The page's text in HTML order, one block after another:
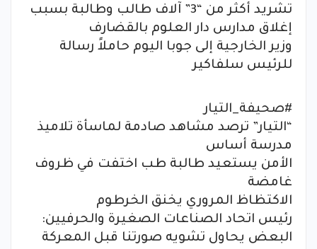
تشريد أكثر من “3” آلاف طالب وطالبة بسبب
إغلاق مدارس دار العلوم بالقضارف
وزير الخارجية إلى جوبا اليوم حاملاً رسالة
للرئيس سلفاكير
#صحيفة_التيار
“التيار” ترصد مشاهد صادمة لماسأة تلاميذ
مدرسة أساس
الأمن يستعيد طالبة طب اختفت في ظروف
غامضة
الاكتظاظ المروري يخنق الخرطوم
رئيس اتحاد الصناعات الصغيرة والحرفيين:
البعض يحاول تشويه صورتنا قبل المعركة